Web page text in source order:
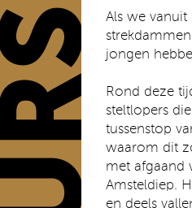
Als we
jongen
Rond deze
steltlopers
tussenstop
waarom dit
met afgaand
Amsteldiep.
en deels